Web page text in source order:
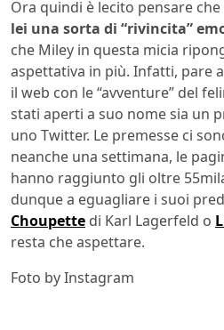
Ora quindi è lecito pensare che
lei una sorta di “rivincita”
che Miley in questa micia
aspettativa in più. Infatti, pare
il web con le “avventure” del
stati aperti a suo nome sia un
uno Twitter. Le premesse ci
neanche una settimana, le
hanno raggiunto gli oltre
dunque a eguagliare i suoi
Choupette di Karl Lagerfeld o
resta che aspettare.
Foto by Instagram